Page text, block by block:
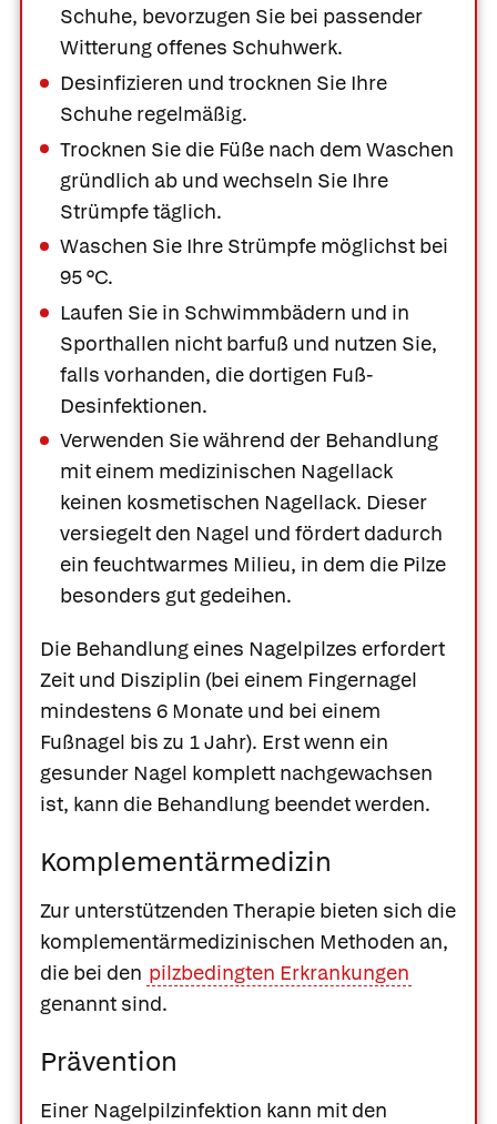
Schuhe, bevorzugen Sie bei passender
Witterung offenes Schuhwerk.
Desinfizieren und trocknen Sie Ihre
Schuhe regelmäßig.
Trocknen Sie die Füße nach dem Waschen
gründlich ab und wechseln Sie Ihre
Strümpfe täglich.
Waschen Sie Ihre Strümpfe möglichst bei
95 °C.
Laufen Sie in Schwimmbädern und in
Sporthallen nicht barfuß und nutzen Sie,
falls vorhanden, die dortigen Fuß-
Desinfektionen.
Verwenden Sie während der Behandlung
mit einem medizinischen Nagellack
keinen kosmetischen Nagellack. Dieser
versiegelt den Nagel und fördert dadurch
ein feuchtwarmes Milieu, in dem die Pilze
besonders gut gedeihen.
Die Behandlung eines Nagelpilzes erfordert
Zeit und Disziplin (bei einem Fingernagel
mindestens 6 Monate und bei einem
Fußnagel bis zu 1 Jahr). Erst wenn ein
gesunder Nagel komplett nachgewachsen
ist, kann die Behandlung beendet werden.
Komplementärmedizin
Zur unterstützenden Therapie bieten sich die
komplementärmedizinischen Methoden an,
die bei den pilzbedingten Erkrankungen
genannt sind.
Prävention
Einer Nagelpilzinfektion kann mit den